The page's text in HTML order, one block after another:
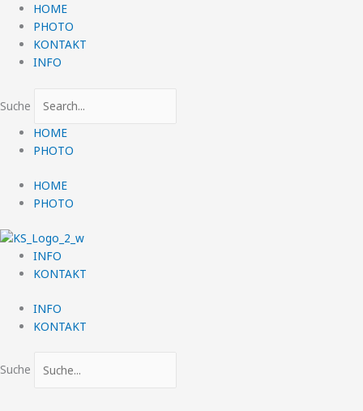
Zum
Inhalt
springen
HOME
PHOTO
KONTAKT
INFO
Suche
HOME
PHOTO
HOME
PHOTO
INFO
KONTAKT
INFO
KONTAKT
Suche